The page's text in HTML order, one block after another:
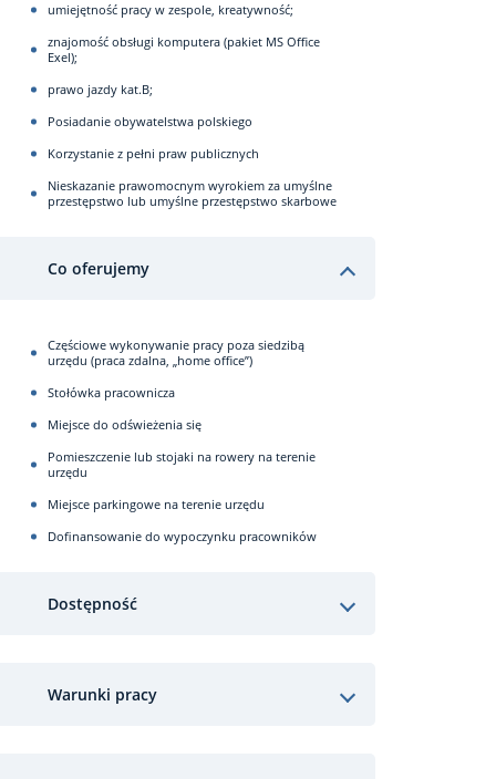
umiejętność pracy w zespole, kreatywność;
znajomość obsługi komputera (pakiet MS Office
Exel);
prawo jazdy kat.B;
Posiadanie obywatelstwa polskiego
Korzystanie z pełni praw publicznych
Nieskazanie prawomocnym wyrokiem za umyślne
przestępstwo lub umyślne przestępstwo skarbowe
Co oferujemy
Częściowe wykonywanie pracy poza siedzibą
urzędu (praca zdalna, „home office”)
Stołówka pracownicza
Miejsce do odświeżenia się
Pomieszczenie lub stojaki na rowery na terenie
urzędu
Miejsce parkingowe na terenie urzędu
Dofinansowanie do wypoczynku pracowników
Dostępność
Warunki pracy